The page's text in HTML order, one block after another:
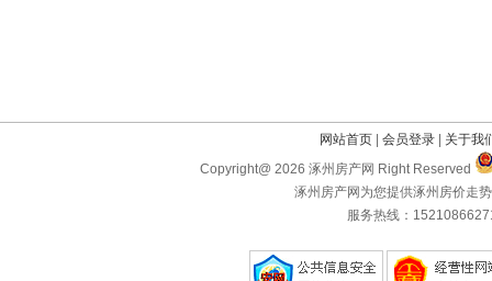
网站首页 会员登录
关于我
Copyright@ 2026 涿州房产网 Right Reserved
涿州房产网为您提供涿州房价走
服务热线：